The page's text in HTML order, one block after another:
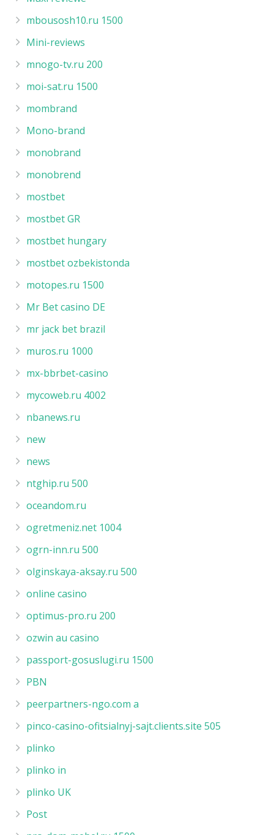
mbousosh10.ru 1500
Mini-reviews
mnogo-tv.ru 200
moi-sat.ru 1500
mombrand
Mono-brand
monobrand
monobrend
mostbet
mostbet GR
mostbet hungary
mostbet ozbekistonda
motopes.ru 1500
Mr Bet casino DE
mr jack bet brazil
muros.ru 1000
mx-bbrbet-casino
mycoweb.ru 4002
nbanews.ru
new
news
ntghip.ru 500
oceandom.ru
ogretmeniz.net 1004
ogrn-inn.ru 500
olginskaya-aksay.ru 500
online casino
optimus-pro.ru 200
ozwin au casino
passport-gosuslugi.ru 1500
PBN
peerpartners-ngo.com a
pinco-casino-ofitsialnyj-sajt.clients.site 505
plinko
plinko in
plinko UK
Post